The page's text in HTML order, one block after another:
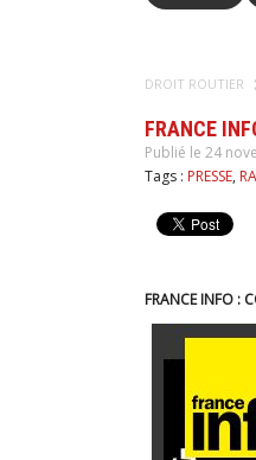
DROIT ROUTIER
FRANCE
Publié le 24
Tags : PRESSE,
FRANCE INFO :